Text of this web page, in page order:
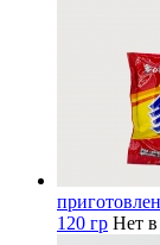
120 гр Нет